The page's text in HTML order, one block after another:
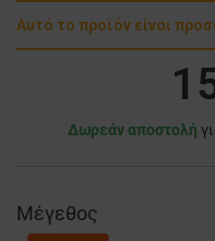
Αυτό το προϊόν είναι
Δωρεάν αποστολή
Μέγεθος